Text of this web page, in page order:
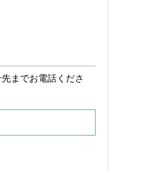
までお電話くださ